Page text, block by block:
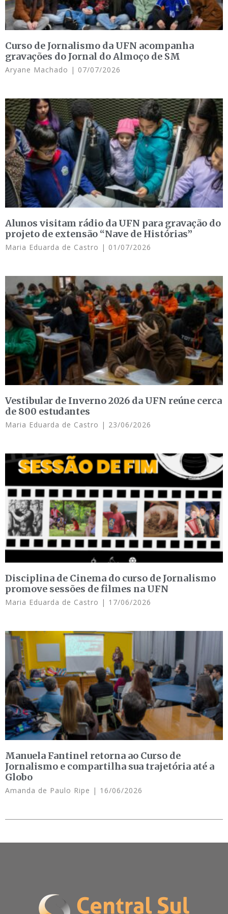
Curso de Jornalismo da UFN acompanha
gravações do Jornal do Almoço de SM
Aryane Machado 07/07/2026
Alunos visitam rádio da UFN para gravação do
projeto de extensão “Nave de Histórias”
Maria Eduarda de Castro 01/07/2026
Vestibular de Inverno 2026 da UFN reúne cerca
de 800 estudantes
Maria Eduarda de Castro 23/06/2026
Disciplina de Cinema do curso de Jornalismo
promove sessões de filmes na UFN
Maria Eduarda de Castro 17/06/2026
Manuela Fantinel retorna ao Curso de
Jornalismo e compartilha sua trajetória até a
Globo
Amanda de Paulo Ripe 16/06/2026